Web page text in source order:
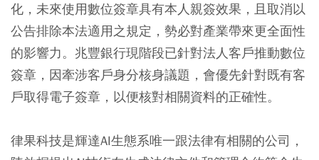
化，未來使用數位簽章具有本人親簽效果，且取消以
公告排除本法適用之規定，勢必對產業帶來更全面性
的影響力。兆豐銀行現階段已針對法人客戶推動數位
簽章，因牽涉客戶身分核身議題，會優先針對既有客
戶取得電子簽章，以便核對相關資料的正確性。
律果科技是輝達AI生態系唯一跟法律有相關的公司，